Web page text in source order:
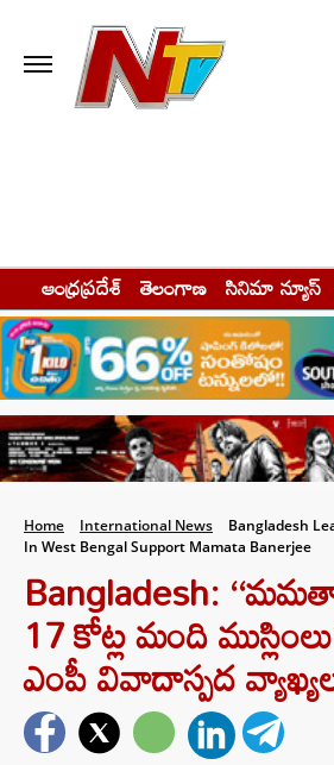
ఆంధ్రప్రదేశ్ తెలంగాణ సినిమా న్యూస్
Home International News
Bangladesh
In West Bengal Support Mamata Banerjee
Bangladesh:
17 కోట్ల మంది
ఎంపీ వివాదాస్పద